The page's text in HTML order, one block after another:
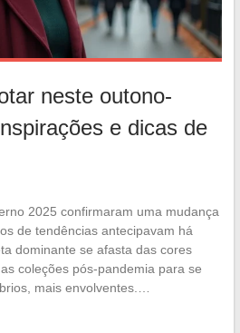
neste outono-
e dicas de
2025 confirmaram uma mudança
de tendências antecipavam há
dominante se afasta das cores
coleções pós-pandemia para se
mais envolventes.…